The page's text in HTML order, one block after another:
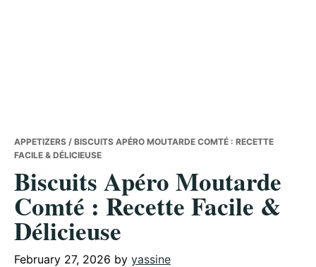
APPETIZERS / BISCUITS APÉRO MOUTARDE COMTÉ : RECETTE
FACILE & DÉLICIEUSE
Biscuits Apéro Moutarde
Comté : Recette Facile &
Délicieuse
February 27, 2026 by yassine